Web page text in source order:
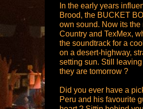
In the early years
Brood, the BUCKET
own sound. Now its the
Country and TexMex,
the soundtrack for a
on a desert-highway,
setting sun. Still
they are tomorrow ?
Did you ever have a
Peru and his favourite